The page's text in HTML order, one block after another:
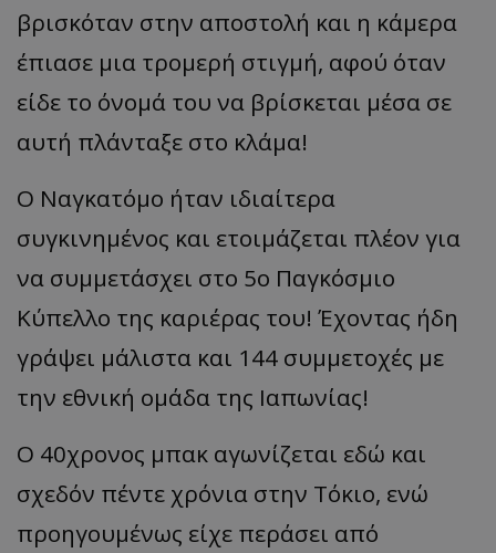
βρισκόταν στην αποστολή και η κάμερα
έπιασε μια τρομερή στιγμή, αφού όταν
είδε το όνομά του να βρίσκεται μέσα σε
αυτή πλάνταξε στο κλάμα!
Ο Ναγκατόμο ήταν ιδιαίτερα
συγκινημένος και ετοιμάζεται πλέον για
να συμμετάσχει στο 5ο Παγκόσμιο
Κύπελλο της καριέρας του! Έχοντας ήδη
γράψει μάλιστα και 144 συμμετοχές με
την εθνική ομάδα της Ιαπωνίας!
Ο 40χρονος μπακ αγωνίζεται εδώ και
σχεδόν πέντε χρόνια στην Τόκιο, ενώ
προηγουμένως είχε περάσει από